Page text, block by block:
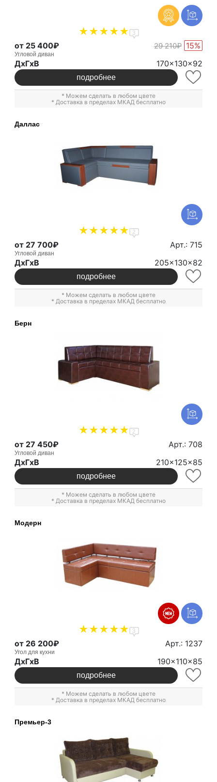
3
от 25 400₽ 29 210₽ 15%
Угловой диван
ДxГxВ 170x130x92
подробнее
* Можем сделать в любом цвете
* Доставка в пределах МКАД бесплатно
Даллас
2
от 27 700₽ Арт.: 715
Угловой диван
ДxГxВ 205x130x82
подробнее
* Можем сделать в любом цвете
* Доставка в пределах МКАД бесплатно
Берн
2
от 27 450₽ Арт.: 708
Угловой диван
ДxГxВ 210x125x85
подробнее
* Можем сделать в любом цвете
* Доставка в пределах МКАД бесплатно
Модерн
3
от 26 200₽ Арт.: 1237
Угол для кухни
ДxГxВ 190x110x85
подробнее
* Можем сделать в любом цвете
* Доставка в пределах МКАД бесплатно
Премьер-3